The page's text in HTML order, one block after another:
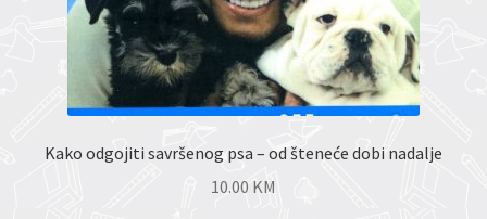
Kako odgojiti savršenog psa – od šteneće dobi nadalje
10.00 KM